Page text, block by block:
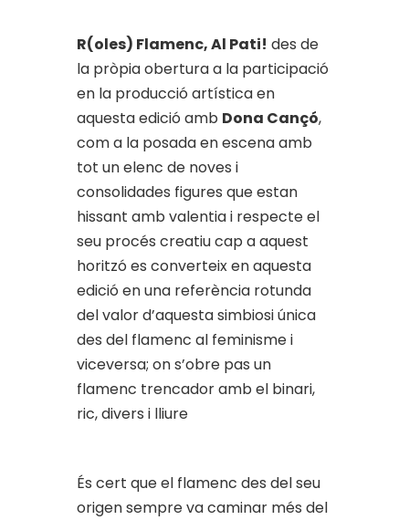
R(oles) Flamenc, Al Pati! des de
la pròpia obertura a la participació
en la producció artística en
aquesta edició amb Dona Cançó,
com a la posada en escena amb
tot un elenc de noves i
consolidades figures que estan
hissant amb valentia i respecte el
seu procés creatiu cap a aquest
horitzó es converteix en aquesta
edició en una referència rotunda
del valor d’aquesta simbiosi única
des del flamenc al feminisme i
viceversa; on s’obre pas un
flamenc trencador amb el binari,
ric, divers i lliure
És cert que el flamenc des del seu
origen sempre va caminar més del